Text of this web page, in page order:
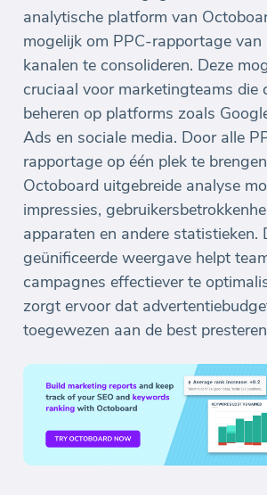
analytische platform van
mogelijk om PPC-rapportage van
kanalen te consolideren. Deze
cruciaal voor marketingteams die
beheren op platforms zoals
Ads en sociale media. Door alle
rapportage op één plek te
Octoboard uitgebreide analyse
impressies,
apparaten en andere statistieken.
geünificeerde weergave helpt
campagnes effectiever te
zorgt ervoor dat
toegewezen aan de best